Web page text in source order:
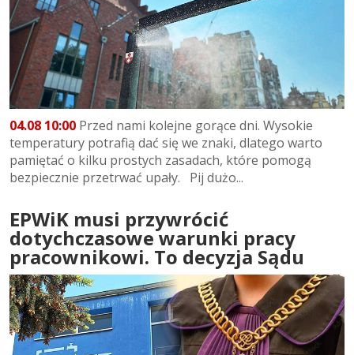
04.08 10:00 Przed nami kolejne gorące dni. Wysokie
temperatury potrafią dać się we znaki, dlatego warto
pamiętać o kilku prostych zasadach, które pomogą
bezpiecznie przetrwać upały. Pij dużo...
EPWiK musi przywrócić
dotychczasowe warunki pracy
pracownikowi. To decyzja Sądu